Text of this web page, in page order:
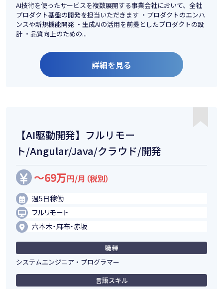
AI技術を使ったサービスを複数展開する事業会社において、全社
プロダクト基盤の開発を担当いただきます ・プロダクトのエンハ
ンスや新規機能開発 ・生成AIの活用を前提としたプロダクトの設
計 ・品質向上のための...
詳細を見る
【AI駆動開発】フルリモー
ト/Angular/Java/クラウド/開発
～69万円/月（税別）
週5日稼働
フルリモート
六本木・麻布・赤坂
職種
システムエンジニア・プログラマー
言語スキル